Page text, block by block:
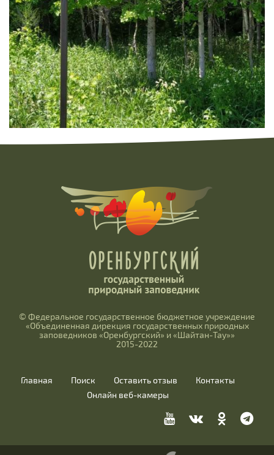
© Федеральное государственное бюджетное учреждение
«Объединенная дирекция государственных природных
заповедников «Оренбургский» и «Шайтан-Тау»»
2015-2022
Главная Поиск Оставить отзыв
Контакты
Онлайн веб-камеры